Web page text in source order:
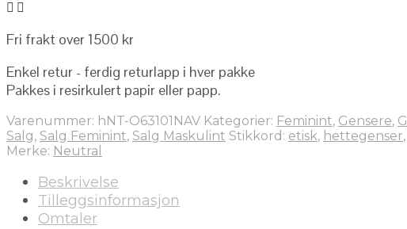
Fri frakt over 1500 kr
Enkel retur - ferdig returlapp i hver pakke
Pakkes i resirkulert papir eller papp.
Varenummer: hNT-O63101NAV Kategorier: Feminint, Gensere,
Salg, Salg Feminint, Salg Maskulint Stikkord: etisk, hettegenser,
Merke: Neutral
Beskrivelse
Tilleggsinformasjon
Omtaler